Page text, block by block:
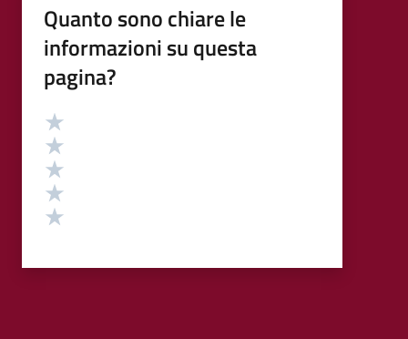
Quanto sono chiare le
informazioni su questa
pagina?
Valutazione